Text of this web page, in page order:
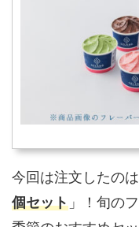
今回は注文したのは
個セット 」！旬の